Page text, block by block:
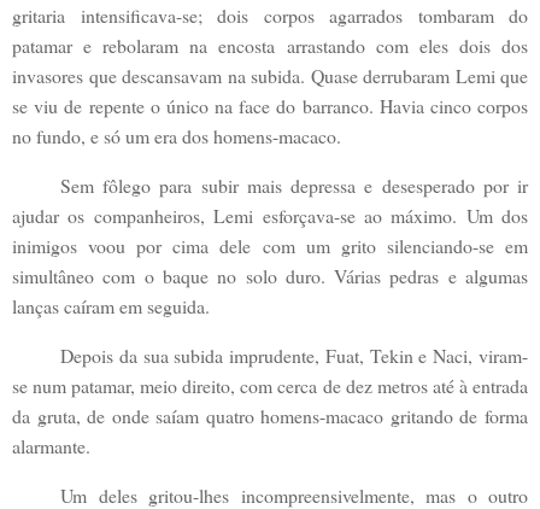
gritaria intensificava-se; dois corpos agarrados tombaram do
patamar e rebolaram na encosta arrastando com eles dois dos
invasores que descansavam na subida. Quase derrubaram Lemi que
se viu de repente o único na face do barranco. Havia cinco corpos
no fundo, e só um era dos homens-macaco.
Sem fôlego para subir mais depressa e desesperado por ir
ajudar os companheiros, Lemi esforçava-se ao máximo. Um dos
inimigos voou por cima dele com um grito silenciando-se em
simultâneo com o baque no solo duro. Várias pedras e algumas
lanças caíram em seguida.
Depois da sua subida imprudente, Fuat, Tekin e Naci, viram-
se num patamar, meio direito, com cerca de dez metros até à entrada
da gruta, de onde saíam quatro homens-macaco gritando de forma
alarmante.
Um deles gritou-lhes incompreensivelmente, mas o outro